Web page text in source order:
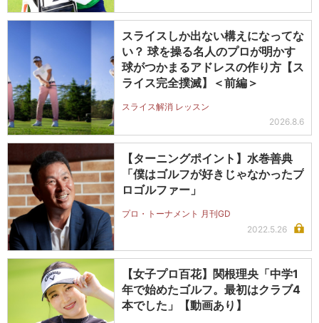
スライスしか出ない構えになってな
い？ 球を操る名人のプロが明かす
球がつかまるアドレスの作り方【ス
ライス完全撲滅】＜前編＞
スライス解消 レッスン
2026.8.6
【ターニングポイント】水巻善典
「僕はゴルフが好きじゃなかったプ
ロゴルファー」
プロ・トーナメント 月刊GD
2022.5.26
【女子プロ百花】関根理央「中学1
年で始めたゴルフ。最初はクラブ4
本でした」【動画あり】